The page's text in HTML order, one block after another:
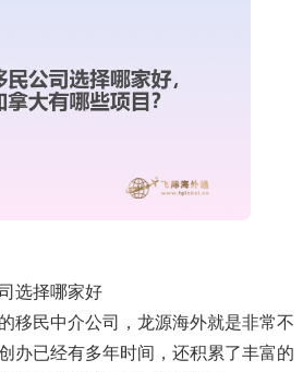
选择哪家好
民中介公司，龙源海外就是非常不
办已经有多年时间，还积累了丰富的